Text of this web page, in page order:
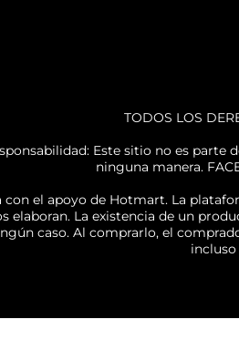
TODOS LOS
Este sitio no es parte
ninguna manera.
con el apoyo de Hotmart. La
elaboran. La existencia de un
caso. Al comprarlo, el